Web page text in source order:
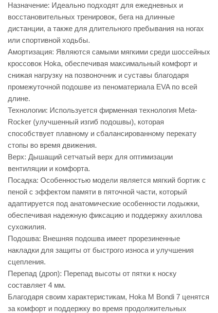
Назначение: Идеально подходят для ежедневных и
восстановительных тренировок, бега на длинные
дистанции, а также для длительного пребывания на ногах
или спортивной ходьбы.
Амортизация: Являются самыми мягкими среди шоссейных
кроссовок Hoka, обеспечивая максимальный комфорт и
снижая нагрузку на позвоночник и суставы благодаря
промежуточной подошве из пеноматериала EVA по всей
длине.
Технологии: Используется фирменная технология Meta-
Rocker (улучшенный изгиб подошвы), которая
способствует плавному и сбалансированному перекату
стопы во время движения.
Верх: Дышащий сетчатый верх для оптимизации
вентиляции и комфорта.
Посадка: Особенностью модели является мягкий бортик с
пеной с эффектом памяти в пяточной части, который
адаптируется под анатомические особенности лодыжки,
обеспечивая надежную фиксацию и поддержку ахиллова
сухожилия.
Подошва: Внешняя подошва имеет прорезиненные
накладки для защиты от быстрого износа и улучшения
сцепления.
Перепад (дроп): Перепад высоты от пятки к носку
составляет 4 мм.
Благодаря своим характеристикам, Hoka M Bondi 7 ценятся
за комфорт и поддержку во время продолжительных